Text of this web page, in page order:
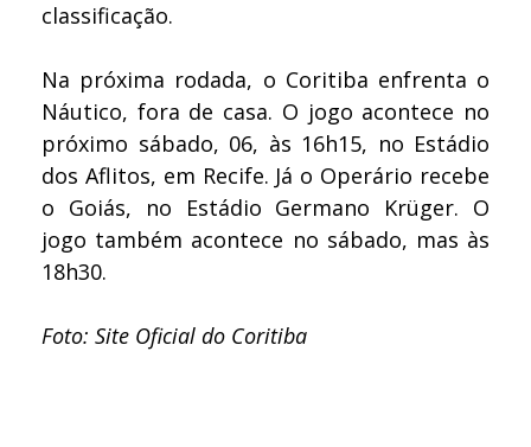
classificação.
Na próxima rodada, o Coritiba enfrenta o
Náutico, fora de casa. O jogo acontece no
próximo sábado, 06, às 16h15, no Estádio
dos Aflitos, em Recife. Já o Operário recebe
o Goiás, no Estádio Germano Krüger. O
jogo também acontece no sábado, mas às
18h30.
Foto: Site Oficial do Coritiba